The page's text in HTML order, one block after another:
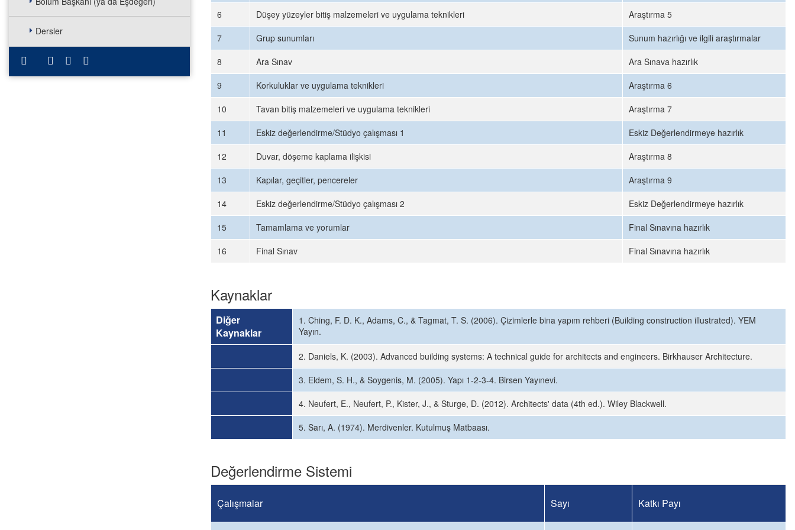
Dersler
6 Düşey yüzeyler bitiş malzemeleri ve uygulama teknikleri
Araştırma 5
7
Grup sunumları
Sunum hazırlığı ve ilgili araştırmalar
8
Ara Sınav
Ara Sınava hazırlık
9
Korkuluklar ve uygulama teknikleri
Araştırma 6
10
Tavan bitiş malzemeleri ve uygulama teknikleri
Araştırma 7
11
Eskiz değerlendirme/Stüdyo çalışması 1
Eskiz Değerlendirmeye hazırlık
12
Duvar, döşeme kaplama ilişkisi
Araştırma 8
13
Kapılar, geçitler, pencereler
Araştırma 9
14
Eskiz değerlendirme/Stüdyo çalışması 2
Eskiz Değerlendirmeye hazırlık
15
Tamamlama ve yorumlar
Final Sınavına hazırlık
16
Final Sınav Final Sınavına hazırlık
Kaynaklar
Diğer
Kaynaklar
1. Ching, F. D. K., Adams, C., & Tagmat, T. S. (2006). Çizimlerle bina yapım rehberi (Building construction illustrated). YEM
Yayın.
2. Daniels, K. (2003). Advanced building systems: A technical guide for architects and engineers. Birkhauser Architecture.
3. Eldem, S. H., & Soygenis, M. (2005). Yapı 1-2-3-4. Birsen Yayınevi.
4. Neufert, E., Neufert, P., Kister, J., & Sturge, D. (2012). Architects' data (4th ed.). Wiley Blackwell.
5. Sarı, A. (1974). Merdivenler. Kutulmuş Matbaası.
Değerlendirme Sistemi
Çalışmalar Sayı Katkı Payı